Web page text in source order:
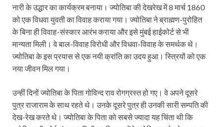
नारी के उद्धार का कार्यक्रम बनाया। ज्योतिबा की देखरेख में 8 मार्च 1860
को एक विधवा युवती का विवाह कराया गया। ज्योतिबा ने ब्राह्मण-पुरोहित
के बिना ही विवाह-संस्कार आरंभ कराया और इसे मुंबई हाईकोर्ट से भी
मान्यता मिली। वे बाल-विवाह विरोधी और विधवा-विवाह के समर्थक थे।
ज्योतिबा के इस प्रयास से एक नयी क्रांति का उदय हुआ। स्त्रियों को एक
नया जीवन मिल गया।
उन्हीं दिनों ज्योतिबा के पिता गोविन्द राव रोगग्रस्त हो गए। वे अपने दूसरे
पुत्र राजाराम के साथ रहते थे। उनके दूसरे पुत्र ही उनकी सारी सम्पति की
देख-रेख करते थे। ज्योतिबा के पिता को सबसे ज्यादा यह चिंता थी कि